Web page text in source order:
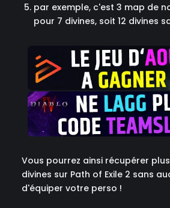
par exemple, c'est 3 map de
pour 7 divines, soit 12 divines
Vous pourrez ainsi récupérer
divines sur Path of Exile 2 sans
d'équiper votre perso !